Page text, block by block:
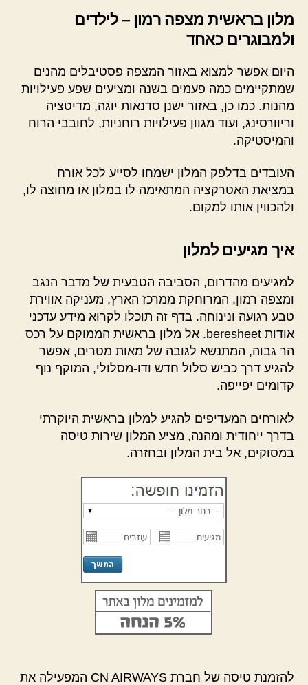
מלון בראשית מצפה רמון – לילדים
ולמבוגרים כאחד
היום אפשר למצוא באזור המצפה פסטיבלים מהנים
שמתקיימים כמה פעמים בשנה ומציעים שפע פעילויות
מהנות. כמו כן, באזור ישנן סדנאות יוגה, מדיטציה
וריוורסינג, ועוד מגוון פעילויות רוחניות, לחובבי הרוח
והמיסטיקה.
העובדים בדלפק המלון ישמחו לסייע לכל אורח
במציאת האטרקציה המתאימה לו במלון או מחוצה לו,
ולהכווין אותו למקום.
איך מגיעים למלון
למגיעים מהדרום, הסביבה הטבעית של מדבר הנגב
ומצפה רמון, המרוחקת ממרכז הארץ, מעניקה אווירת
טבע רגועה ונינוחה. בדף זה תוכלו לקרוא מידע עדכני
אודות beresheet. אל מלון בראשית הממוקם על רכס
הר גבוה, המתנשא לגובה של מאות מטרים, אפשר
להגיע דרך כביש סלול חדש ודו-מסלולי, המוקף נוף
קדומים יפייפה.
לאורחים המעדיפים להגיע למלון בראשית היוקרתי
בדרך ייחודית ומהנה, מציע המלון שירות טיסה
במסוקים, אל בית המלון ובחזרה.
להזמנת טיסה של חברת CN AIRWAYS המפעילה את